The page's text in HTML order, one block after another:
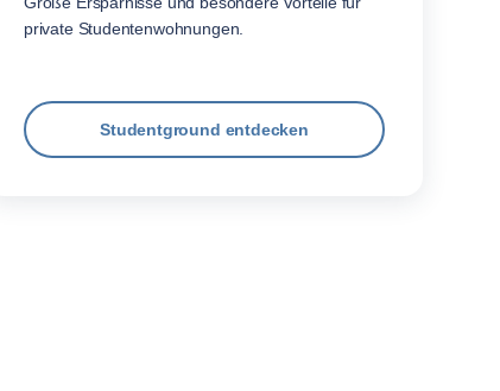
private Studentenwohnungen.
Studentground entdecken